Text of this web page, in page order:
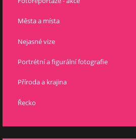
Města a místa
Nejasné vize
Portrétní a figurální fotografie
Příroda a krajina
Řecko